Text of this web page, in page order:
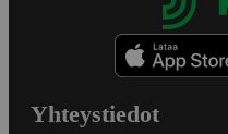
Yhteystiedot